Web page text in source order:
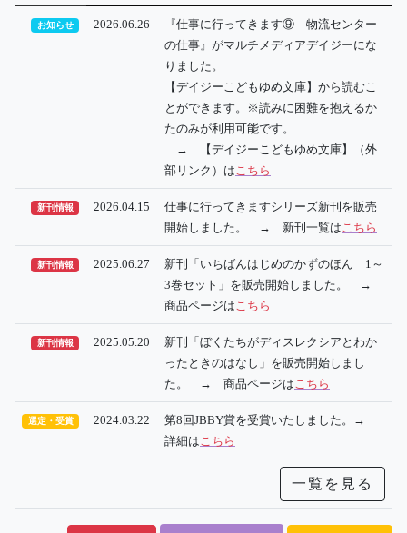
お知らせ 2026.06.26
『仕事に行ってきます⑨ 物流センター
の仕事』がマルチメディアデイジーにな
りました。
【デイジーこどもゆめ文庫】から読むこ
とができます。※読みに困難を抱えるか
たのみが利用可能です。
→ 【デイジーこどもゆめ文庫】（外
部リンク）はこちら
新刊情報 2026.04.15
仕事に行ってきますシリーズ新刊を販売
開始しました。 → 新刊一覧はこちら
新刊情報 2025.06.27
新刊「いちばんはじめのかずのほん 1～
3巻セット」を販売開始しました。 →
商品ページはこちら
新刊情報 2025.05.20
新刊「ぼくたちがディスレクシアとわか
ったときのはなし」を販売開始しまし
た。 → 商品ページはこちら
選定・受賞 2024.03.22
第8回JBBY賞を受賞いたしました。→
詳細はこちら
一覧を見る